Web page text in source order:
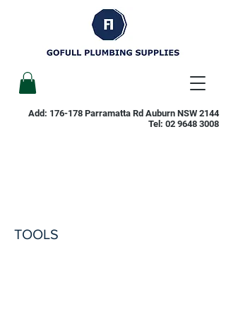
Add: 176-178 Parramatta Rd Auburn NSW 2144
Tel: 02 9648 3008
TOOLS